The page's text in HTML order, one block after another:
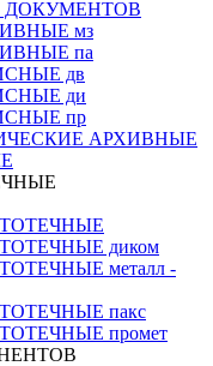
мз
па
дв
ди
пр
АРХИВНЫЕ
диком
металл -
пакс
промет